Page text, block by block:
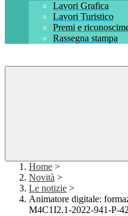
Lavori Grafica
Lavori Turistico
Premi e
Rassegna stampa
Home >
Novità >
Le notizie >
Animatore digitale:
M4C1I2.1-2022-941-P-